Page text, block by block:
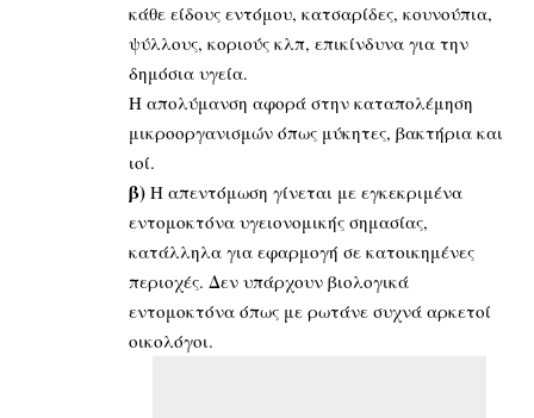
κάθε είδους εντόμου, κατσαρίδες, κουνούπια,
ψύλλους, κοριούς κλπ, επικίνδυνα για την
δημόσια υγεία.
Η απολύμανση αφορά στην καταπολέμηση
μικροοργανισμών όπως μύκητες, βακτήρια και
ιοί.
β) Η απεντόμωση γίνεται με εγκεκριμένα
εντομοκτόνα υγειονομικής σημασίας,
κατάλληλα για εφαρμογή σε κατοικημένες
περιοχές. Δεν υπάρχουν βιολογικά
εντομοκτόνα όπως με ρωτάνε συχνά αρκετοί
οικολόγοι.